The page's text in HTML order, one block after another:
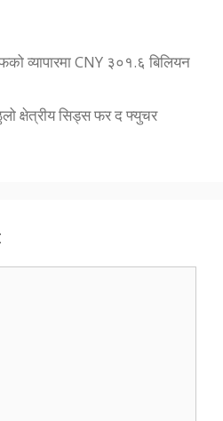
व्यापारमा CNY ३०१.६ बिलियन
क्षेत्रीय सिड्स फर द फ्युचर